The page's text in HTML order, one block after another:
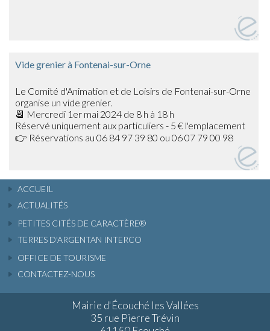
Vide grenier à Fontenai-sur-Orne
Le Comité d'Animation et de Loisirs de Fontenai-sur-Orne
organise un vide grenier.
📆 Mercredi 1er mai 2024 de 8 h à 18 h
Réservé uniquement aux particuliers - 5 € l'emplacement
👉 Réservations au 06 84 97 39 80 ou 06 07 79 00 98
ACCUEIL
ACTUALITÉS
PETITES CITÉS DE CARACTÈRE®
TERRES D'ARGENTAN INTERCO
OFFICE DE TOURISME
CONTACTEZ-NOUS
Mairie d'Écouché les Vallées
35 rue Pierre Trévin